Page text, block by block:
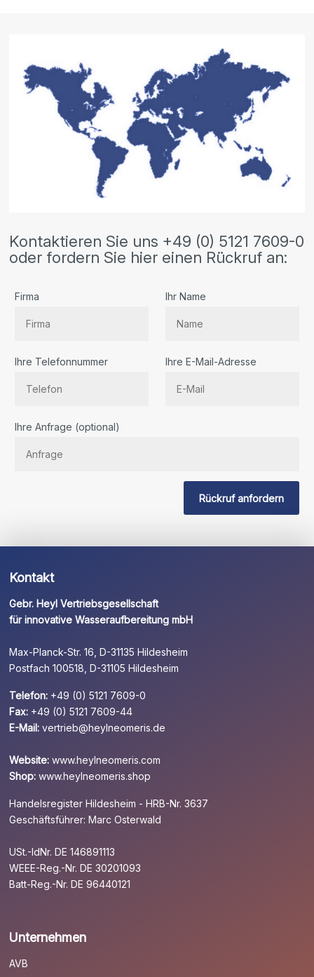
Kontaktieren Sie uns +49 (0) 5121 7609-0
oder fordern Sie hier einen Rückruf an:
Firma Ihr Name
Ihre Telefonnummer Ihre E-Mail-Adresse
Sie
Ihre Anfrage (optional)
Rückruf anfordern
Kontakt
Gebr. Heyl Vertriebsgesellschaft
für innovative Wasseraufbereitung mbH
Max-Planck-Str. 16, D-31135 Hildesheim
Postfach 100518, D-31105 Hildesheim
Telefon: +49 (0) 5121 7609-0
Fax: +49 (0) 5121 7609-44
E-Mail: vertrieb@heylneomeris.de
Website: www.heylneomeris.com
Shop: www.heylneomeris.shop
Handelsregister Hildesheim - HRB-Nr. 3637
Geschäftsführer: Marc Osterwald
USt.-IdNr. DE 146891113
WEEE-Reg.-Nr. DE 30201093
Batt-Reg.-Nr. DE 96440121
Unternehmen
AVB